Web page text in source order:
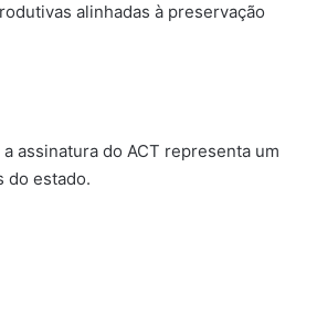
alinhadas à preservação
assinatura do ACT representa um
do estado.